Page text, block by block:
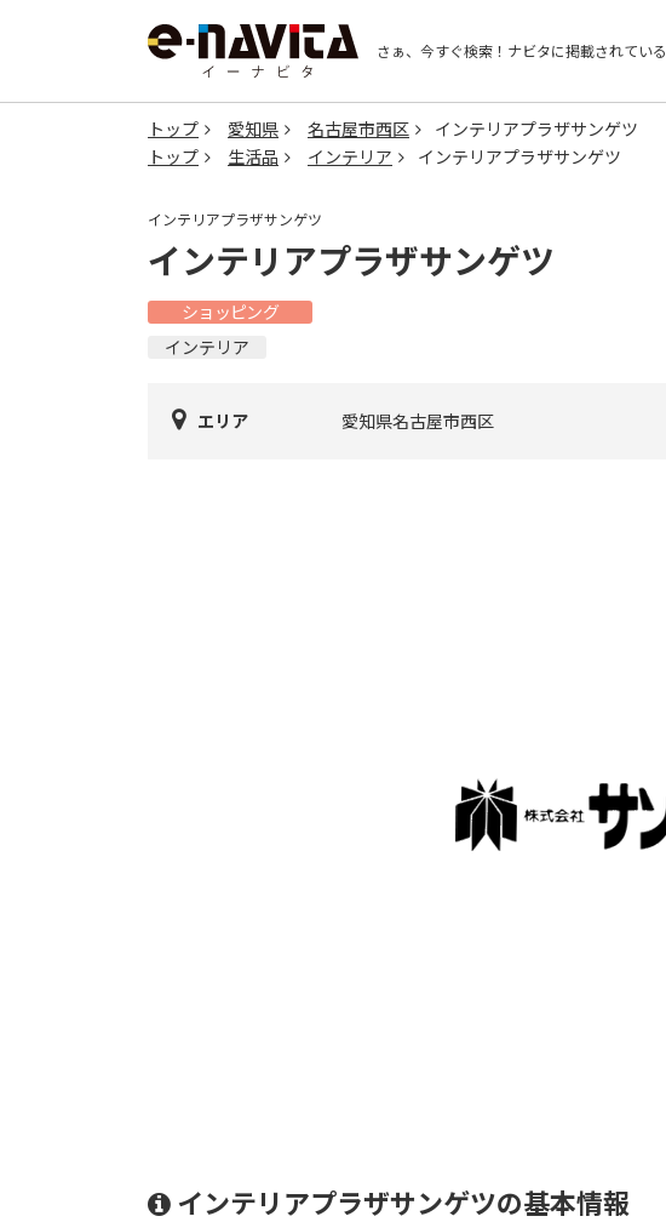
さぁ、今すぐ検索！ ナビタに掲載されている
トップ 愛知県 名古屋市西区
インテリアプラザサンゲツ
トップ
生活品 インテリア インテリアプラザサンゲツ
インテリアプラザサンゲツ
インテリアプラザサンゲツ
ショッピング
インテリア
エリア 愛知県名古屋市西区
インテリアプラザサンゲツの基本情報